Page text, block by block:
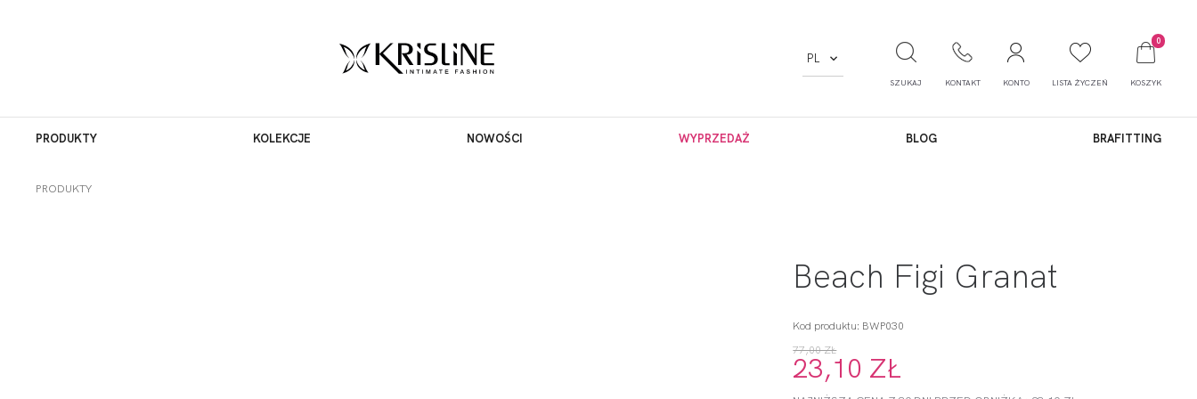
PL
SZUKAJ KONTAKT KONTO LISTA ŻYCZEŃ
0
KOSZYK
PRODUKTY KOLEKCJE NOWOŚCI WYPRZEDAŻ BLOG BRAFITTING
PRODUKTY
Beach Figi Granat
Kod produktu: BWP030
77,00 ZŁ
23,10 ZŁ